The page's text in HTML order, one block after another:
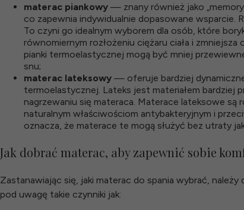
materac piankowy — znany również jako
co zapewnia indywidualnie dopasowane wsparcie.
To czyni go idealnym wyborem dla osób, które
równomiernym rozłożeniu ciężaru ciała i
pianki termoelastycznej mogą być mniej
snu;
materac lateksowy — oferuje bardziej
termoelastycznej. Lateks jest materiałem bardziej
nagrzewaniu się materaca. Materace lateksowe
naturalnym właściwościom antybakteryjnym i
oznacza, że materace te mogą służyć bez utraty
Jak dobrać materac, aby zapewnić sobie
Zastanawiając się, jaki materac do spania wybrać,
pod uwagę takie czynniki jak: